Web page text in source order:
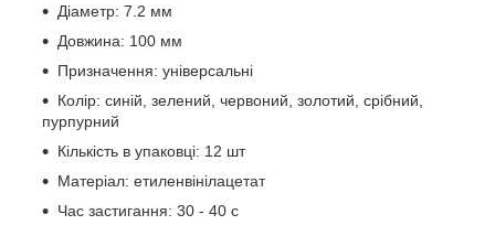
Діаметр: 7.2 мм
Довжина: 100 мм
Призначення: універсальні
Колір: синій, зелений, червоний, золотий, срібний,
пурпурний
Кількість в упаковці: 12 шт
Матеріал: етиленвінілацетат
Час застигання: 30 - 40 с